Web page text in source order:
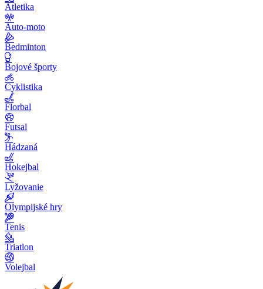
Atletika
Auto-moto
Bedminton
Bojové športy
Cyklistika
Florbal
Futsal
Hádzaná
Hokejbal
Lyžovanie
Olympijské hry
Tenis
Triatlon
Volejbal